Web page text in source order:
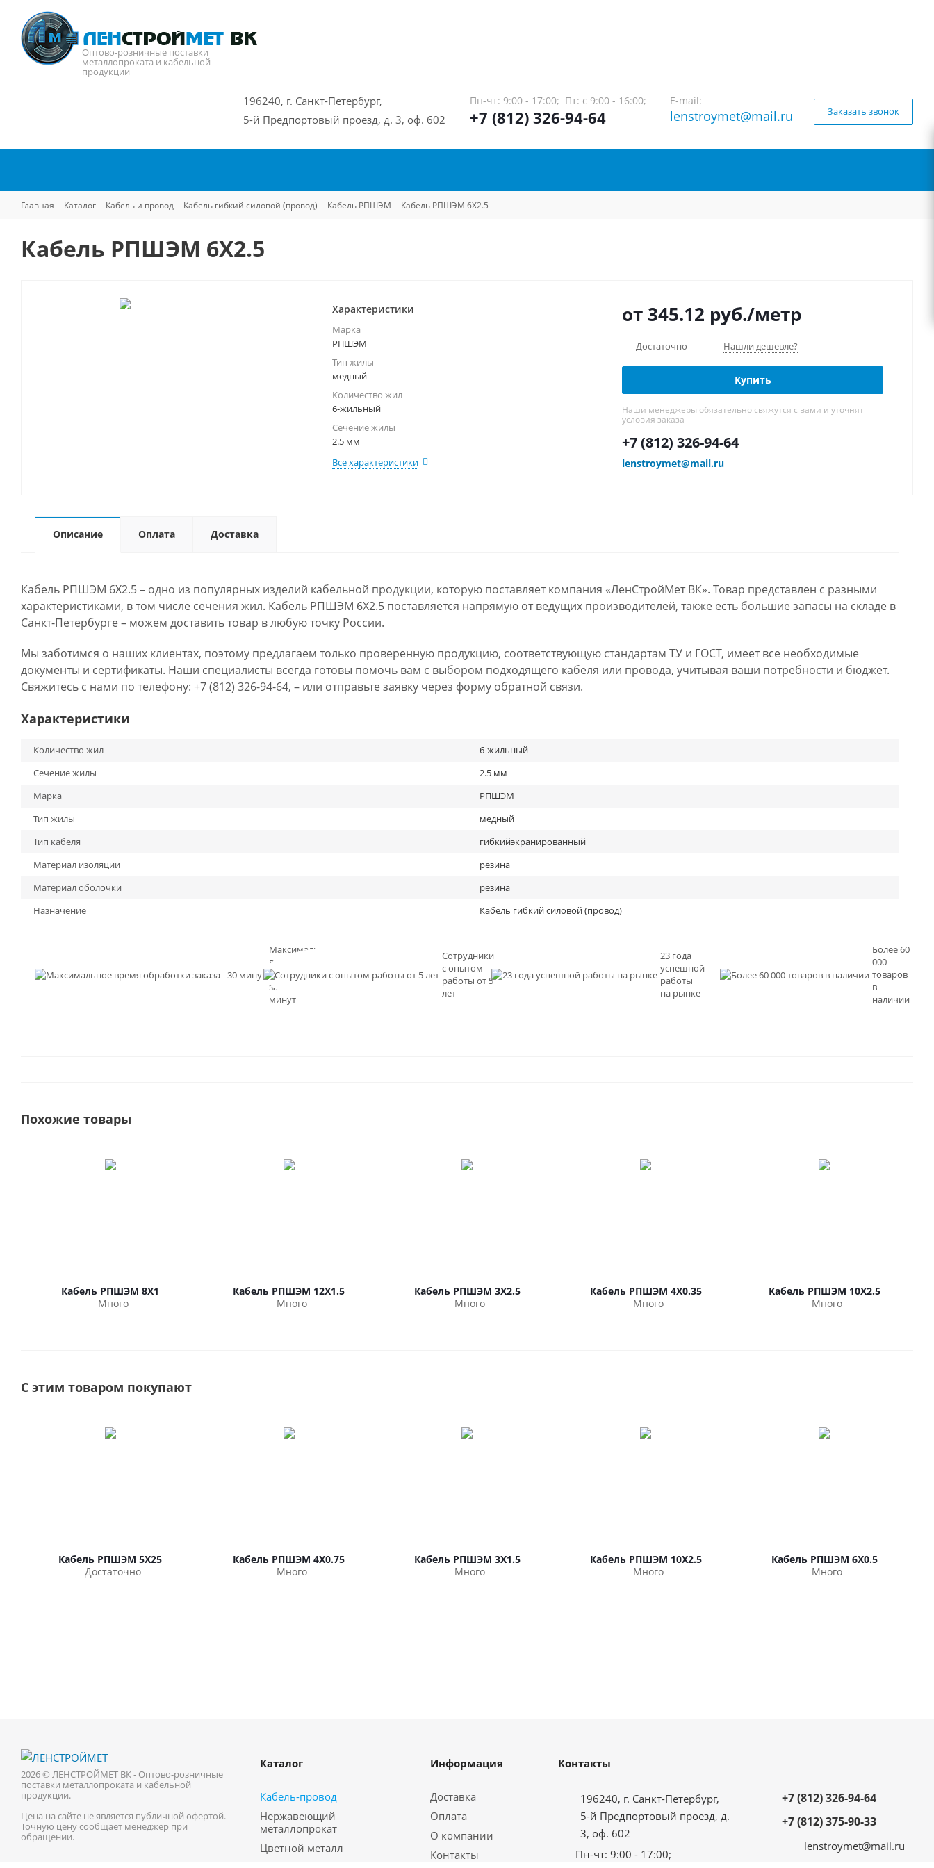
Оптово-розничные поставки
металлопроката и кабельной
продукции
196240, г. Санкт-Петербург,
5-й Предпортовый проезд, д. 3, оф. 602
Пн-чт: 9:00 - 17:00; Пт: с 9:00 - 16:00;
+7 (812) 326-94-64
E-mail:
lenstroymet@mail.ru Заказать звонок
Главная - Каталог - Кабель и провод - Кабель гибкий силовой (провод) - Кабель РПШЭМ - Кабель РПШЭМ 6Х2.5
Кабель РПШЭМ 6Х2.5
Характеристики
Марка
РПШЭМ
Тип жилы
медный
Количество жил
6-жильный
Сечение жилы
2.5 мм
Все характеристики
от 345.12 руб./метр
Достаточно Нашли дешевле?
Купить
Наши менеджеры обязательно свяжутся с вами и уточнят
условия заказа
+7 (812) 326-94-64
lenstroymet@mail.ru
Описание Оплата Доставка
Кабель РПШЭМ 6Х2.5 – одно из популярных изделий кабельной продукции, которую поставляет компания «ЛенСтройМет ВК». Товар представлен с разными
характеристиками, в том числе сечения жил. Кабель РПШЭМ 6Х2.5 поставляется напрямую от ведущих производителей, также есть большие запасы на складе в
Санкт-Петербурге – можем доставить товар в любую точку России.
Мы заботимся о наших клиентах, поэтому предлагаем только проверенную продукцию, соответствующую стандартам ТУ и ГОСТ, имеет все необходимые
документы и сертификаты. Наши специалисты всегда готовы помочь вам с выбором подходящего кабеля или провода, учитывая ваши потребности и бюджет.
Свяжитесь с нами по телефону: +7 (812) 326-94-64, – или отправьте заявку через форму обратной связи.
Характеристики
Количество жил
6-жильный
Сечение жилы
2.5 мм
Марка
РПШЭМ
Тип жилы
медный
Тип кабеля
гибкийэкранированный
Материал изоляции
резина
Материал оболочки
резина
Назначение
Кабель гибкий силовой (провод)
Максимальное
время
обработки
заказа - 30
минут
Сотрудники
с опытом
работы от 5
лет
23 года
успешной
работы
на рынке
Более 60
000
товаров
в
наличии
Похожие товары
Кабель РПШЭМ 8Х1
Много
Кабель РПШЭМ 12Х1.5
Много
Кабель РПШЭМ 3Х2.5
Много
Кабель РПШЭМ 4Х0.35
Много
Кабель РПШЭМ 10Х2.5
Много
С этим товаром покупают
Кабель РПШЭМ 5Х25
Достаточно
Кабель РПШЭМ 4Х0.75
Много
Кабель РПШЭМ 3Х1.5
Много
Кабель РПШЭМ 10Х2.5
Много
Кабель РПШЭМ 6Х0.5
Много
2026 © ЛЕНСТРОЙМЕТ ВК - Оптово-розничные
поставки металлопроката и кабельной
продукции.
Цена на сайте не является публичной офертой.
Точную цену сообщает менеджер при
обращении.
Каталог
Кабель-провод
Нержавеющий
металлопрокат
Цветной металл
Информация
Доставка
Оплата
О компании
Контакты
Контакты
196240, г. Санкт-Петербург,
5-й Предпортовый проезд, д.
3, оф. 602
Пн-чт: 9:00 - 17:00;
+7 (812) 326-94-64
+7 (812) 375-90-33
lenstroymet@mail.ru